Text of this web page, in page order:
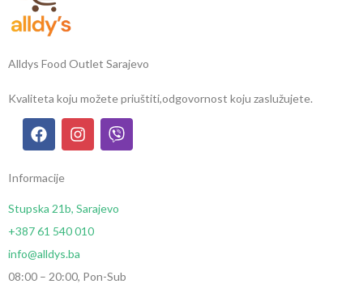
Alldys Food Outlet Sarajevo
Kvaliteta koju možete priuštiti,odgovornost koju zaslužujete.
Informacije
Stupska 21b, Sarajevo
+387 61 540 010
info@alldys.ba
08:00 – 20:00, Pon-Sub